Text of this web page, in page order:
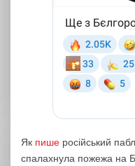
Як пише російський
спалахнула пожежа на